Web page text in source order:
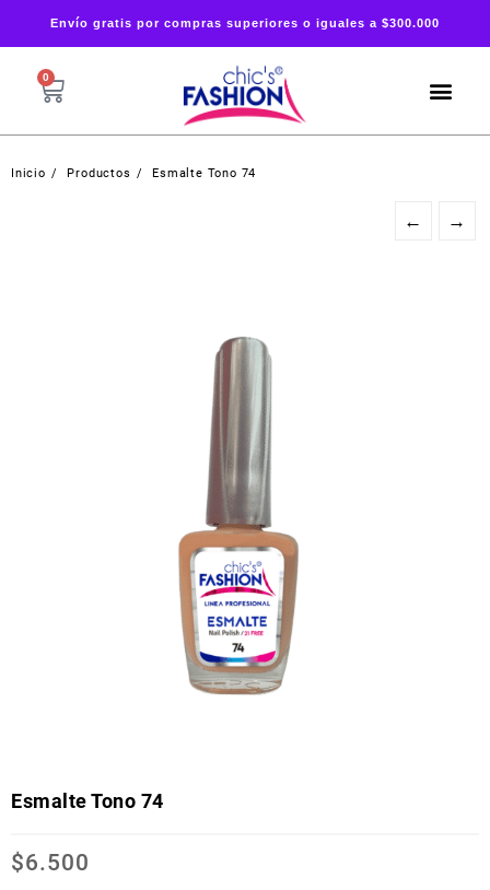
Envío gratis por compras superiores o iguales a $300.000
0
Inicio Productos Esmalte Tono 74
← →
Esmalte Tono 74
$6.500